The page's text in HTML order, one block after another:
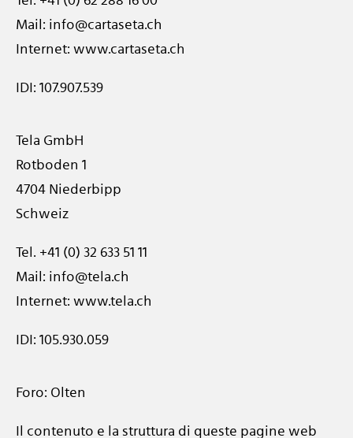
Mail: info@cartaseta.ch
Internet: www.cartaseta.ch
IDI: 107.907.539
Tela GmbH
Rotboden 1
4704 Niederbipp
Schweiz
Tel. +41 (0) 32 633 51 11
Mail: info@tela.ch
Internet: www.tela.ch
IDI: 105.930.059
Foro: Olten
Il contenuto e la struttura di queste pagine web